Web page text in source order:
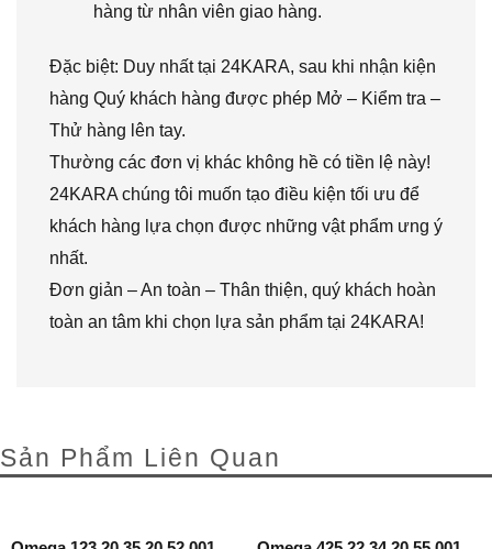
hàng từ nhân viên giao hàng.
Đặc biệt: Duy nhất tại 24KARA, sau khi nhận kiện
hàng Quý khách hàng được phép Mở – Kiểm tra –
Thử hàng lên tay.
Thường các đơn vị khác không hề có tiền lệ này!
24KARA chúng tôi muốn tạo điều kiện tối ưu để
khách hàng lựa chọn được những vật phẩm ưng ý
nhất.
Đơn giản – An toàn – Thân thiện, quý khách hoàn
toàn an tâm khi chọn lựa sản phẩm tại 24KARA!
Sản Phẩm Liên Quan